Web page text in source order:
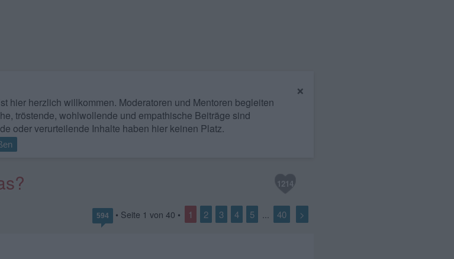
×
hier herzlich willkommen. Moderatoren und Mentoren begleiten
tröstende, wohlwollende und empathische Beiträge sind
oder verurteilende Inhalte haben hier keinen Platz.
1214
594 • Seite 1 von 40 • 1 2 3 4 5 ... 40 >